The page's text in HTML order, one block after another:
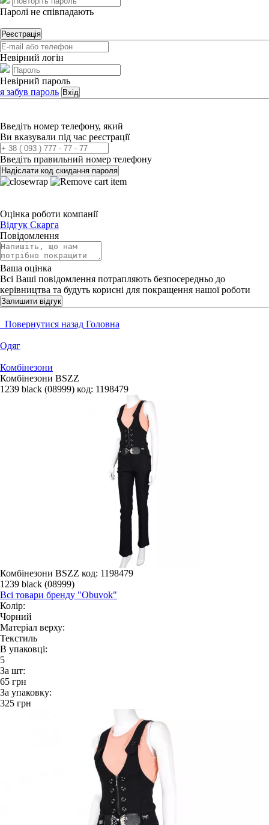
Паролі не співпадають
Реєстрація
Невірний логін
Невірний пароль
я забув пароль Вхід
Введіть номер телефону, який
Ви вказували під час реєстрації
Введіть правильний номер телефону
Надіслати код скидання пароля
Оцінка роботи компанії
Відгук Скарга
Повідомлення
Ваша оцінка
Всі Ваші повідомлення потрапляють безпосередньо до
керівництва та будуть корисні для покращення нашої роботи
Залишити відгук
Повернутися назад Головна
Одяг
Комбінезони
Комбінезони BSZZ
1239 black (08999) код: 1198479
Комбінезони BSZZ код: 1198479
1239 black (08999)
Всі товари бренду "Obuvok"
Колір:
Чорний
Матеріал верху:
Текстиль
В упаковці:
5
За шт:
65 грн
За упаковку:
325 грн